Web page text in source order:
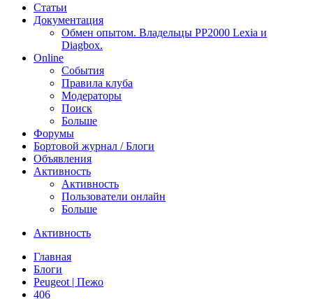
Статьи
Документация
Обмен опытом. Владельцы PP2000 Lexia и
Diagbox.
Online
События
Правила клуба
Модераторы
Поиск
Больше
Форумы
Бортовой журнал / Блоги
Объявления
Активность
Активность
Пользователи онлайн
Больше
Активность
Главная
Блоги
Peugeot | Пежо
406